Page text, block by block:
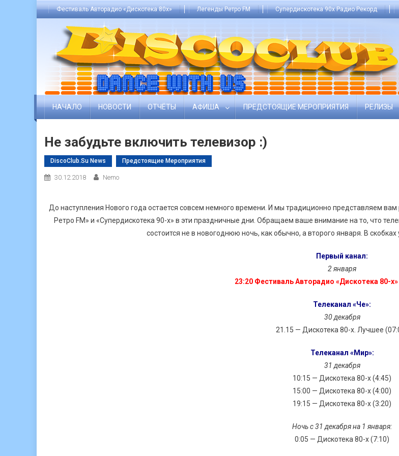
Фестиваль Авторадио «Дискотека 80х» Легенды Ретро FM Супердискотека 90х Радио Рекорд
НАЧАЛО НОВОСТИ ОТЧЁТЫ АФИША ПРЕДСТОЯЩИЕ МЕРОПРИЯТИЯ РЕЛИЗЫ
Не забудьте включить телевизор :)
DiscoClub.su News Предстоящие Мероприятия
30.12.2018 Nemo
До наступления Нового года остается совсем немного времени. И мы традиционно представляем
Ретро FM» и «Супердискотека 90-х» в эти праздничные дни. Обращаем ваше внимание на то, что
состоится не в новогоднюю ночь, как обычно, а второго января. В
Первый канал:
2 января
23:20 Фестиваль Авторадио «Дискотека 80-
Телеканал «Че»:
30 декабря
21.15 — Дискотека 80-х. Лучшее
Телеканал «Мир»:
31 декабря
10:15 — Дискотека 80-х (4:45)
15:00 — Дискотека 80-х (4:00)
19:15 — Дискотека 80-х (3:20)
Ночь с 31 декабря на 1 января:
0:05 — Дискотека 80-х (7:10)